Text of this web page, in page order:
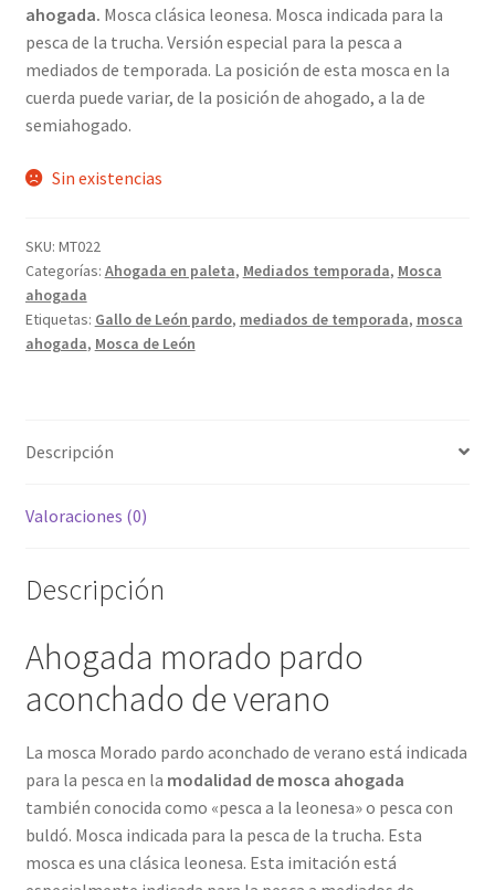
ahogada. Mosca clásica leonesa. Mosca indicada para la
pesca de la trucha. Versión especial para la pesca a
mediados de temporada. La posición de esta mosca en la
cuerda puede variar, de la posición de ahogado, a la de
semiahogado.
Sin existencias
SKU: MT022
Categorías: Ahogada en paleta, Mediados temporada, Mosca
ahogada
Etiquetas: Gallo de León pardo, mediados de temporada, mosca
ahogada, Mosca de León
Descripción
Valoraciones (0)
Descripción
Ahogada morado pardo
aconchado de verano
La mosca Morado pardo aconchado de verano está indicada
para la pesca en la modalidad de mosca ahogada
también conocida como «pesca a la leonesa» o pesca con
buldó. Mosca indicada para la pesca de la trucha. Esta
mosca es una clásica leonesa. Esta imitación está